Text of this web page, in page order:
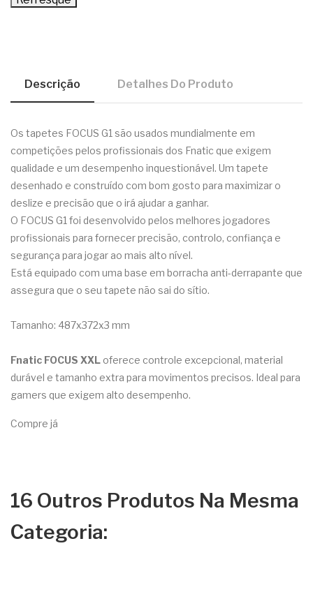
Descrição Detalhes Do Produto
Os tapetes FOCUS G1 são usados mundialmente em
competições pelos profissionais dos Fnatic que exigem
qualidade e um desempenho inquestionável. Um tapete
desenhado e construído com bom gosto para maximizar o
deslize e precisão que o irá ajudar a ganhar.
O FOCUS G1 foi desenvolvido pelos melhores jogadores
profissionais para fornecer precisão, controlo, confiança e
segurança para jogar ao mais alto nível.
Está equipado com uma base em borracha anti-derrapante que
assegura que o seu tapete não sai do sítio.
Tamanho: 487x372x3 mm
Fnatic FOCUS XXL oferece controle excepcional, material
durável e tamanho extra para movimentos precisos. Ideal para
gamers que exigem alto desempenho.
Compre já
16 Outros Produtos Na Mesma
Categoria: